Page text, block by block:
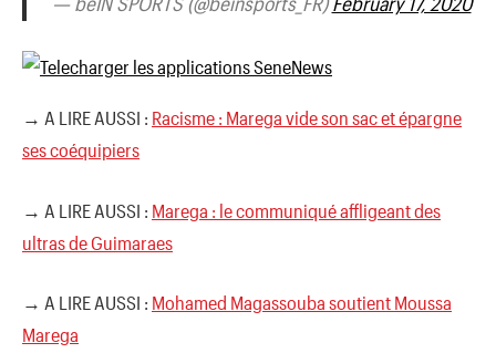
→ A LIRE AUSSI : Racisme : Marega vide son sac et épargne
ses coéquipiers
→ A LIRE AUSSI : Marega : le communiqué affligeant des
ultras de Guimaraes
→ A LIRE AUSSI : Mohamed Magassouba soutient Moussa
Marega